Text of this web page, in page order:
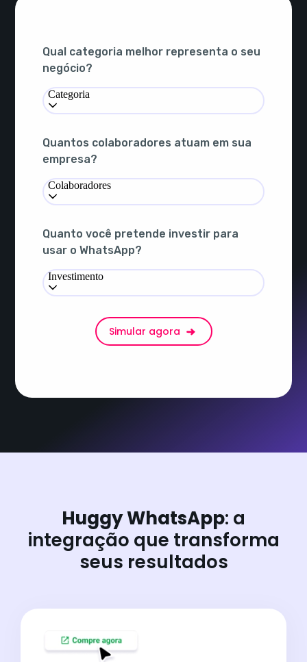
Qual categoria melhor representa o seu
negócio?
Categoria
Quantos colaboradores atuam em sua
empresa?
Colaboradores
Quanto você pretende investir para
usar o WhatsApp?
Investimento
Simular agora
Huggy WhatsApp: a
integração que transforma
seus resultados